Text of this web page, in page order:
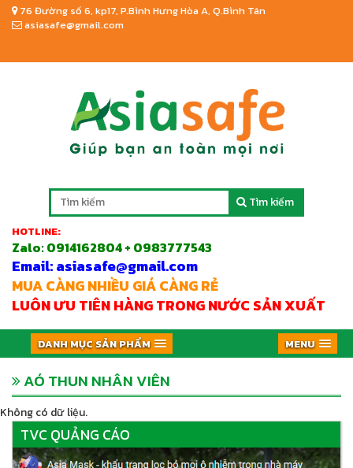
76 Đường số 6, kp17, P.Bình Hưng Hòa A, Q.Bình Tân
asiasafe@gmail.com
Tìm kiếm
HOTLINE:
Zalo:0914162804 + 0983777543
Email: asiasafe@gmail.com
MUA CÀNG NHIỀU GIÁ CÀNG RẺ
LUÔN ƯU TIÊN HÀNG TRONG NƯỚC SẢN XUẤT
DANH MỤC SẢN PHẨM MENU
AÓ THUN NHÂN VIÊN
Không có dữ liệu.
TVC QUẢNG CÁO